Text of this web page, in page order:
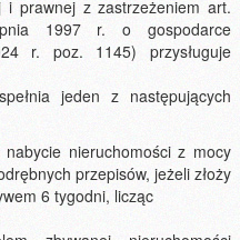
prawnej z zastrzeżeniem art.
1997 r. o gospodarce
r. poz. 1145) przysługuje
jeden z następujących
nieruchomości z mocy
przepisów, jeżeli złoży
6 tygodni, licząc